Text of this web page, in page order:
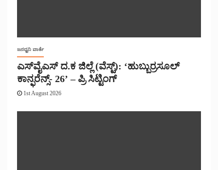
ಜನಧ್ವನಿ ವಾರ್ತೆ
ಎಸ್‌ವೈಎಸ್ ದ.ಕ ಜಿಲ್ಲೆ (ವೆಸ್ಟ್): ‘ಹುಬ್ಬುರ್ರಸೂಲ್
ಕಾನ್ಫರೆನ್ಸ್- 26’ – ಪ್ರಿ ಸಿಟ್ಟಿಂಗ್
1st August 2026